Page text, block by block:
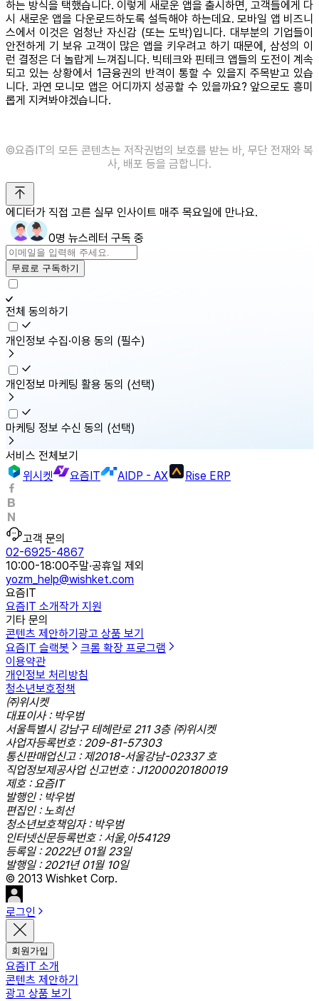
하는 방식을 택했습니다. 이렇게 새로운 앱을 출시하면, 고객들에게 다
시 새로운 앱을 다운로드하도록 설득해야 하는데요. 모바일 앱 비즈니
스에서 이것은 엄청난 자신감 (또는 도박)입니다. 대부분의 기업들이
안전하게 기 보유 고객이 많은 앱을 키우려고 하기 때문에, 삼성의 이
런 결정은 더 놀랍게 느껴집니다. 빅테크와 핀테크 앱들의 도전이 계속
되고 있는 상황에서 1금융권의 반격이 통할 수 있을지 주목받고 있습
니다. 과연 모니모 앱은 어디까지 성공할 수 있을까요? 앞으로도 흥미
롭게 지켜봐야겠습니다.
©️요즘IT의 모든 콘텐츠는 저작권법의 보호를 받는 바, 무단 전재와 복
사, 배포 등을 금합니다.
에디터가 직접 고른 실무 인사이트 매주 목요일에 만나요.
0명 뉴스레터 구독 중
무료로 구독하기
전체 동의하기
개인정보 수집·이용 동의 (필수)
개인정보 마케팅 활용 동의 (선택)
마케팅 정보 수신 동의 (선택)
서비스 전체보기
위시켓
요즘IT AIDP - AX Rise ERP
고객 문의
02-6925-4867
10:00-18:00주말·공휴일 제외
yozm_help@wishket.com
요즘IT
요즘IT 소개작가 지원
기타 문의
콘텐츠 제안하기광고 상품 보기
요즘IT 슬랙봇
크롬 확장 프로그램
이용약관
개인정보 처리방침
청소년보호정책
㈜위시켓
대표이사 : 박우범
서울특별시 강남구 테헤란로 211 3층 ㈜위시켓
사업자등록번호 : 209-81-57303
통신판매업신고 : 제2018-서울강남-02337 호
직업정보제공사업 신고번호 : J1200020180019
제호 : 요즘IT
발행인 : 박우범
편집인 : 노희선
청소년보호책임자 : 박우범
인터넷신문등록번호 : 서울,아54129
등록일 : 2022년 01월 23일
발행일 : 2021년 01월 10일
© 2013 Wishket Corp.
로그인
회원가입
요즘IT 소개
콘텐츠 제안하기
광고 상품 보기